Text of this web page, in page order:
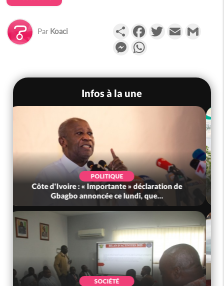
Par Koaci PartagerFacebookTwitterEmail
Messenger
Infos à la une
POLITIQUE
Côte d'Ivoire : « Importante » déclaration de
Gbagbo annoncée ce lundi, que...
SOCIÉTÉ